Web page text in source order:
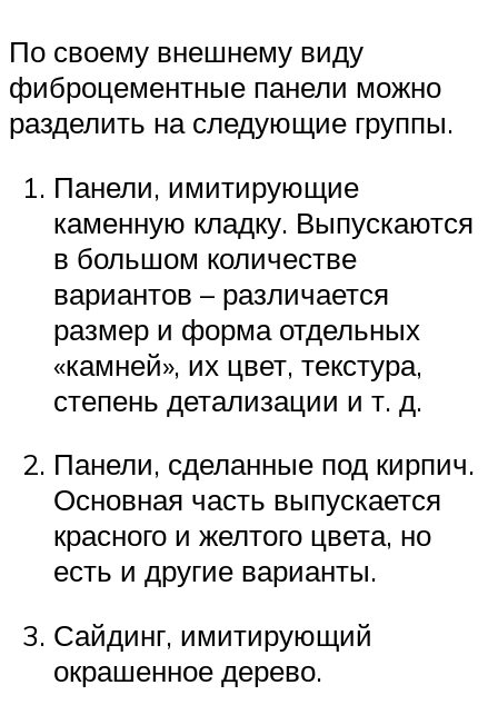
По своему внешнему виду
фиброцементные панели можно
разделить на следующие группы.
Панели, имитирующие
каменную кладку. Выпускаются
в большом количестве
вариантов – различается
размер и форма отдельных
«камней», их цвет, текстура,
степень детализации и т. д.
Панели, сделанные под кирпич.
Основная часть выпускается
красного и желтого цвета, но
есть и другие варианты.
Сайдинг, имитирующий
окрашенное дерево.